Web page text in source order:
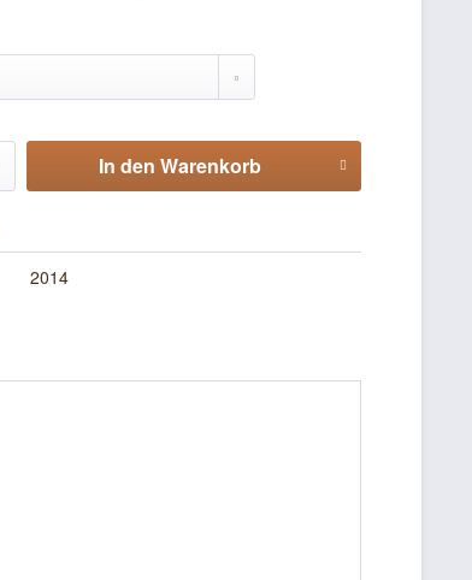
In den Warenkorb
2014